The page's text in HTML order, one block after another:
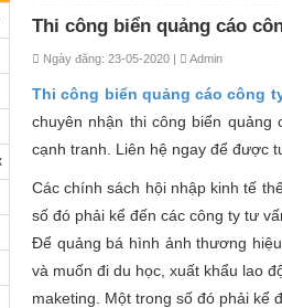
Thi công biển quảng cáo
Ngày đăng: 23-05-2020 | Admin
Thi công biển quảng cáo công
chuyên nhận thi công biển
cạnh tranh. Liên hệ ngay để được
Các chính sách hội nhập kinh tế
số đó phải kể đến các công ty tư
Để quảng bá hình ảnh thương
và muốn đi du học, xuất khẩu lao
maketing. Một trong số đó phải kể